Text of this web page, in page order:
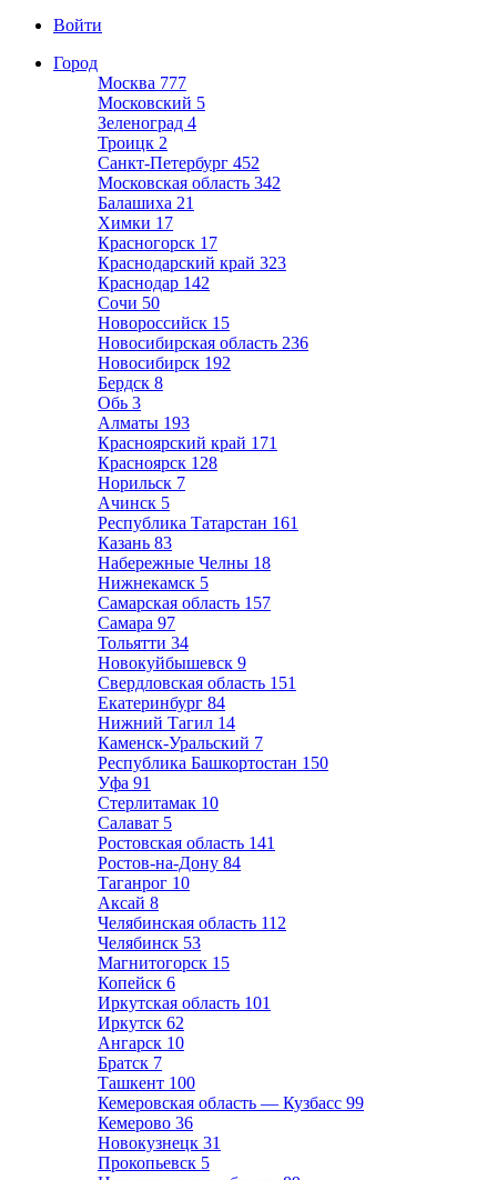
Войти
Город
Москва 777
Московский 5
Зеленоград 4
Троицк 2
Санкт-Петербург 452
Московская область 342
Балашиха 21
Химки 17
Красногорск 17
Краснодарский край 323
Краснодар 142
Сочи 50
Новороссийск 15
Новосибирская область 236
Новосибирск 192
Бердск 8
Обь 3
Алматы 193
Красноярский край 171
Красноярск 128
Норильск 7
Ачинск 5
Республика Татарстан 161
Казань 83
Набережные Челны 18
Нижнекамск 5
Самарская область 157
Самара 97
Тольятти 34
Новокуйбышевск 9
Свердловская область 151
Екатеринбург 84
Нижний Тагил 14
Каменск-Уральский 7
Республика Башкортостан 150
Уфа 91
Стерлитамак 10
Салават 5
Ростовская область 141
Ростов-на-Дону 84
Таганрог 10
Аксай 8
Челябинская область 112
Челябинск 53
Магнитогорск 15
Копейск 6
Иркутская область 101
Иркутск 62
Ангарск 10
Братск 7
Ташкент 100
Кемеровская область — Кузбасс 99
Кемерово 36
Новокузнецк 31
Прокопьевск 5